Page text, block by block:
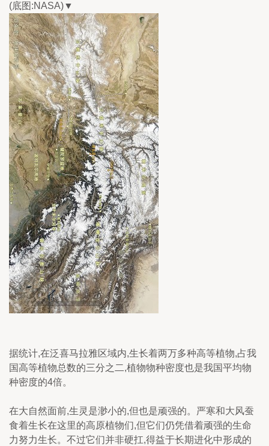
(底图:NASA)▼
据统计,在泛喜马拉雅区域内,生长着两万多种高等植物,占我
国高等植物总数的三分之二,植物物种密度也是我国平均物
种密度的4倍。
在大自然面前,生灵是渺小的,但也是顽强的。严寒和大风蚕
食着生长在这里的高原植物们,但它们仍凭借着顽强的生命
力努力生长。不过它们并非硬扛,得益于长期进化中形成的